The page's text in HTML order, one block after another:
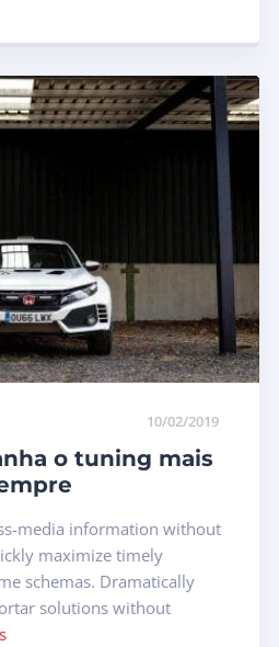
10/02/2019
o tuning mais
media information without
maximize timely
schemas. Dramatically
solutions without